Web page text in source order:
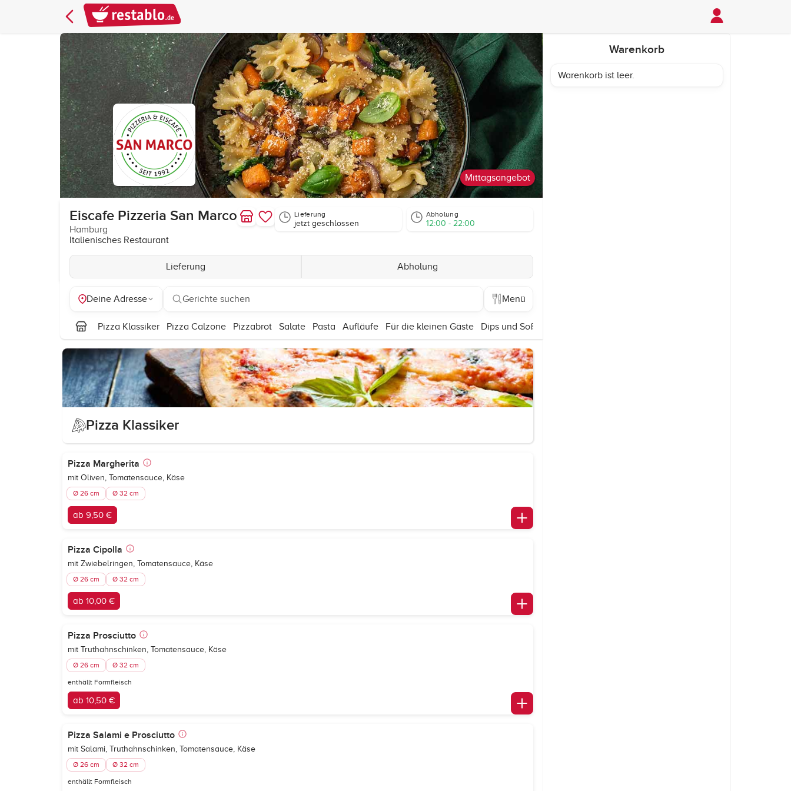
Mittagsangebot
Eiscafe Pizzeria San Marco
Hamburg
Italienisches Restaurant
Lieferung
jetzt geschlossen
Abholung
12:00 - 22:00
Lieferung Abholung
Deine Adresse Gerichte suchen Menü
Pizza Klassiker Pizza Calzone Pizzabrot Salate Pasta Aufläufe Für die kleinen Gäste Dips und Soßen
Pizza Klassiker
Pizza Margherita
mit Oliven, Tomatensauce, Käse
Ø 26 cm Ø 32 cm
ab 9,50 €
Pizza Cipolla
mit Zwiebelringen, Tomatensauce, Käse
Ø 26 cm Ø 32 cm
ab 10,00 €
Pizza Prosciutto
mit Truthahnschinken, Tomatensauce, Käse
Ø 26 cm Ø 32 cm
enthällt Formfleisch
ab 10,50 €
Pizza Salami e Prosciutto
mit Salami, Truthahnschinken, Tomatensauce, Käse
Ø 26 cm Ø 32 cm
enthällt Formfleisch
Warenkorb
Warenkorb ist leer.